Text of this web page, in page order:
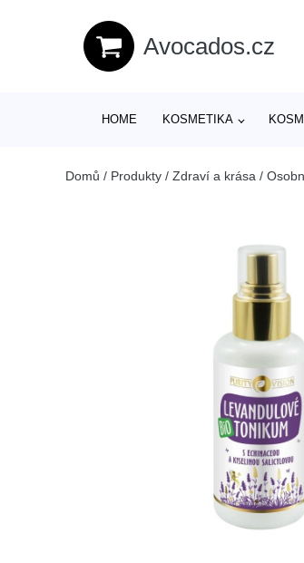
Avocados.cz
HOME KOSMETIKA
Domů / Produkty / Zdraví a krása /